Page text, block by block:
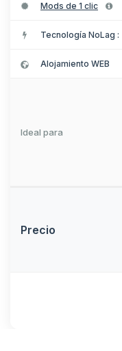
Mods de 1 clic
Tecnología NoLag :
Alojamiento WEB
Ideal para
Precio